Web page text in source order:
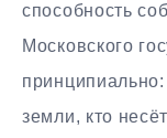
способность
Московского
земли, кто